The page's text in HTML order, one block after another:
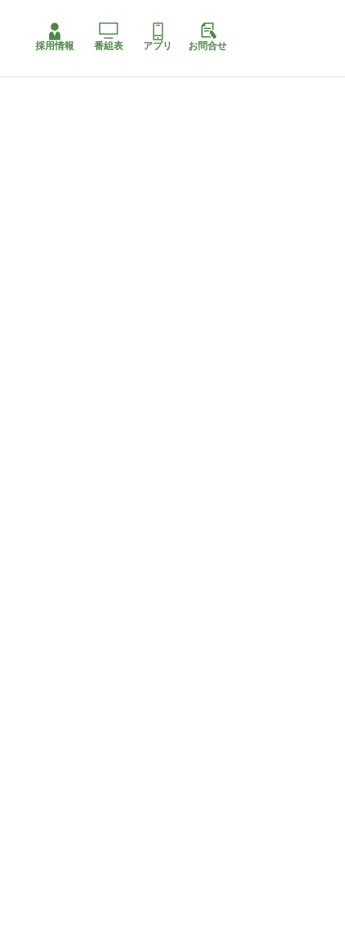
採用情報 番組表 アプリ お問合せ